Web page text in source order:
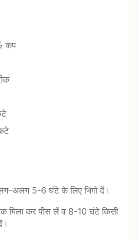
कप
5-6 घंटे के लिए भिगो दें।
मिला कर पीस लें व 8-10 घंटे किसी